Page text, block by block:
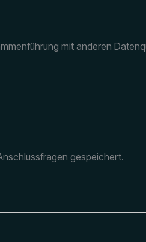
mit anderen
gespeichert.